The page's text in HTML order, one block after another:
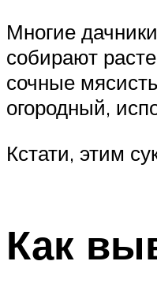
Многие
собирают
сочные
огородный,
Кстати, этим
Как